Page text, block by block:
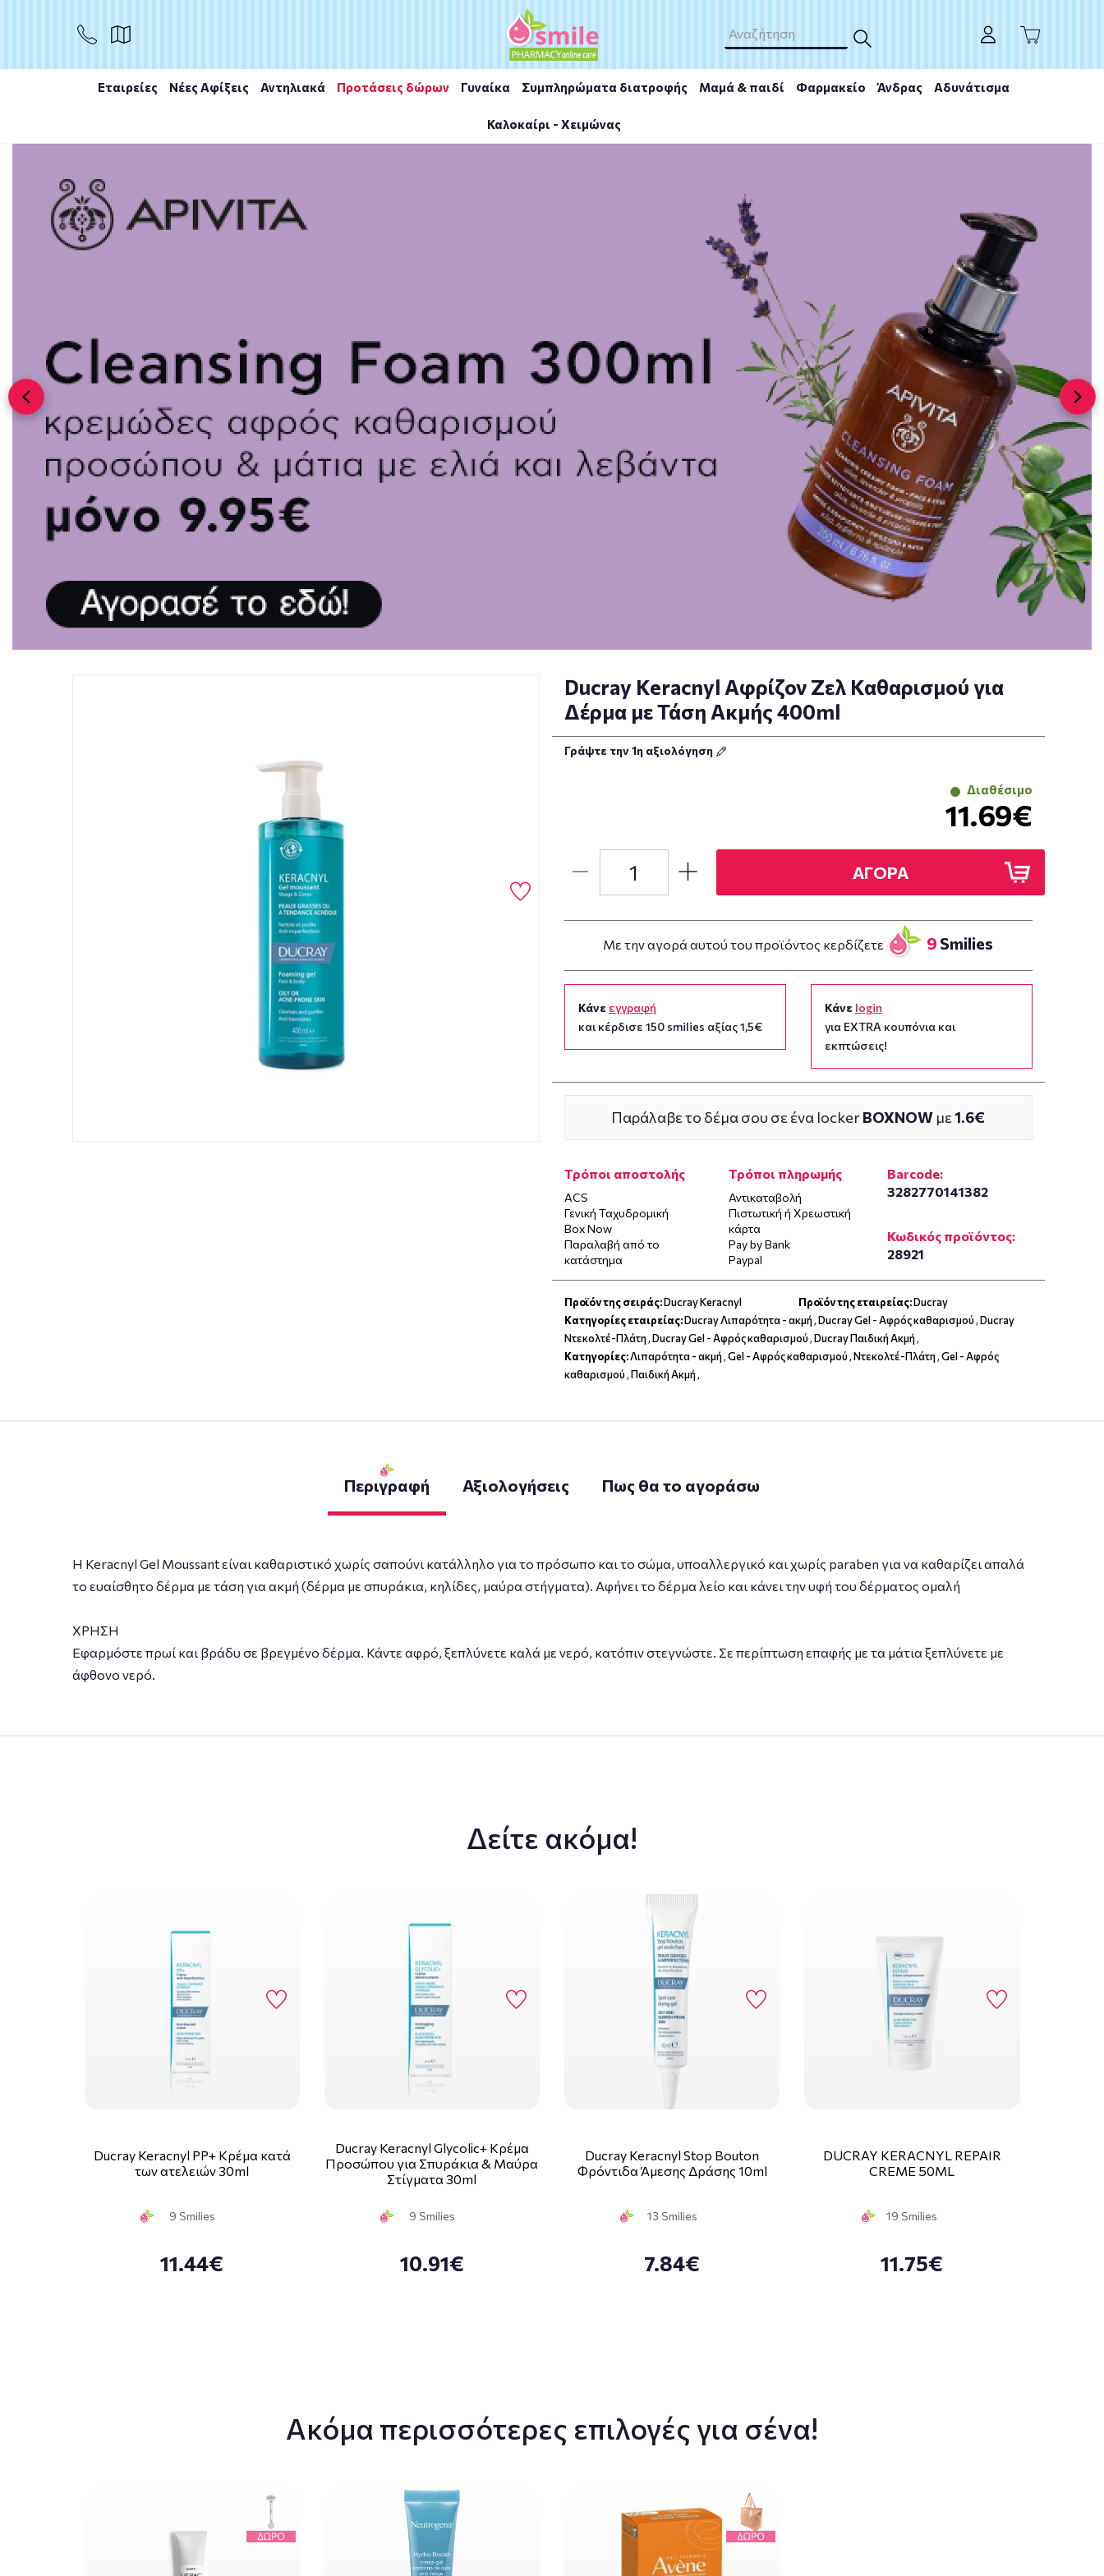
Εταιρείες Νέες Αφίξεις Αντηλιακά Προτάσεις δώρων Γυναίκα Συμπληρώματα διατροφής Μαμά & παιδί Φαρμακείο Άνδρας Αδυνάτισμα
Καλοκαίρι - Χειμώνας
Ducray Keracnyl Αφρίζον Ζελ Καθαρισμού για Δέρμα με Τάση Ακμής 400ml
ΑΓΟΡΑ
Ducray Keracnyl Αφρίζον Ζελ Καθαρισμού για
Δέρμα με Τάση Ακμής 400ml
Γράψτε την 1η αξιολόγηση
Διαθέσιμο
11.69€
ΑΓΟΡΑ
Με την αγορά αυτού του προϊόντος κερδίζετε 9 Smilies
Κάνε εγγραφή
και κέρδισε 150 smilies αξίας 1,5€
Κάνε login
για EXTRA κουπόνια και
εκπτώσεις!
Παράλαβε το δέμα σου σε ένα lockerBOXNOW με1.6€
Τρόποι αποστολής
ACS
Γενική Ταχυδρομική
Box Now
Παραλαβή από το
κατάστημα
Τρόποι πληρωμής
Αντικαταβολή
Πιστωτική ή Χρεωστική
κάρτα
Pay by Bank
Paypal
Barcode:
3282770141382
Κωδικός προϊόντος:
28921
Προϊόν της σειράς:Ducray Keracnyl Προϊόν της εταιρείας:Ducray
Κατηγορίες εταιρείας:Ducray Λιπαρότητα - ακμή,Ducray Gel - Αφρός καθαρισμού,Ducray
Ντεκολτέ-Πλάτη,Ducray Gel - Αφρός καθαρισμού,Ducray Παιδική Ακμή,
Κατηγορίες:Λιπαρότητα - ακμή,Gel - Αφρός καθαρισμού,Ντεκολτέ-Πλάτη,Gel - Αφρός
καθαρισμού,Παιδική Ακμή,
Περιγραφή Αξιολογήσεις Πως θα το αγοράσω
Η Keracnyl Gel Moussant είναι καθαριστικό χωρίς σαπούνι κατάλληλο για το πρόσωπο και το σώμα, υποαλλεργικό και χωρίς paraben για να καθαρίζει απαλά
το ευαίσθητο δέρμα με τάση για ακμή (δέρμα με σπυράκια, κηλίδες, μαύρα στήγματα). Αφήνει το δέρμα λείο και κάνει την υφή του δέρματος ομαλή
ΧΡΗΣΗ
Εφαρμόστε πρωί και βράδυ σε βρεγμένο δέρμα. Κάντε αφρό, ξεπλύνετε καλά με νερό, κατόπιν στεγνώστε. Σε περίπτωση επαφής με τα μάτια ξεπλύνετε με
άφθονο νερό.
Δείτε ακόμα!
Ducray Keracnyl PP+ Κρέμα κατά
των ατελειών 30ml
9 Smilies
11.44€
Ducray Keracnyl Glycolic+ Kρέμα
Προσώπου για Σπυράκια & Μαύρα
Στίγματα 30ml
9 Smilies
10.91€
Ducray Keracnyl Stop Bouton
Φρόντιδα Άμεσης Δράσης 10ml
13 Smilies
7.84€
DUCRAY KERACNYL REPAIR
CREME 50ML
19 Smilies
11.75€
Ακόμα περισσότερες επιλογές για σένα!